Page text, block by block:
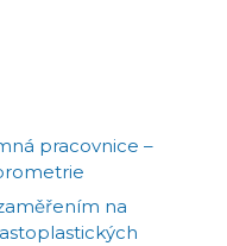
pracovnice –
na